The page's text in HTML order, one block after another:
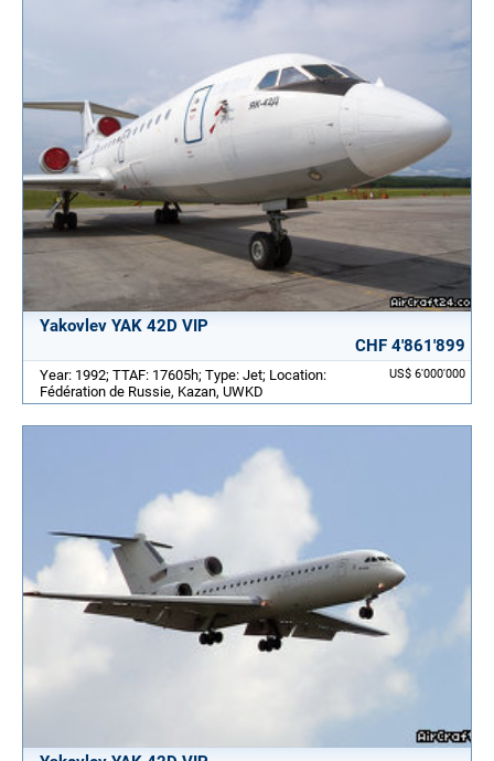
Yakovlev YAK 42D VIP
CHF 4'861'899
US$ 6'000'000
Year: 1992; TTAF: 17605h; Type: Jet; Location:
Fédération de Russie, Kazan, UWKD